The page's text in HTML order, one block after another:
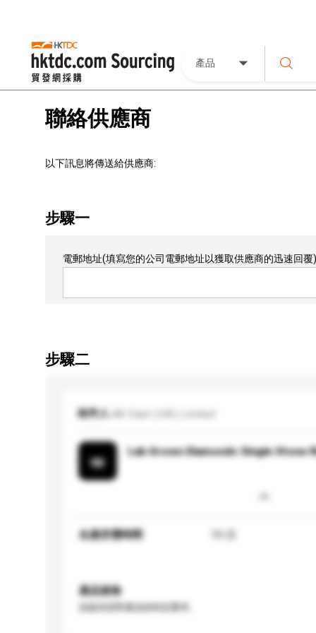
產品
聯絡供應商
以下訊息將傳送給供應商:
步驟一
電郵地址(填寫您的公司電郵地址以獲取供應商的迅速回覆)
步驟二
收件人 88 Diam (HK) Limited
Lab Grown Diamonds Single Stone
生產所需時間
產品規格